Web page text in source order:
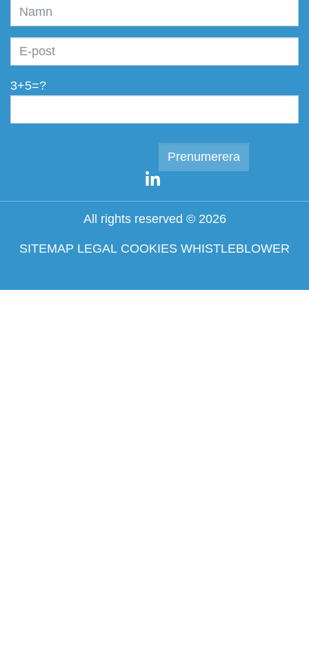
3+5=?
All rights reserved © 2026
SITEMAP LEGAL COOKIES WHISTLEBLOWER